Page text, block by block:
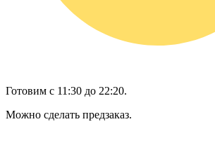
Готовим с 11:30 до 22:20.
Можно сделать предзаказ.